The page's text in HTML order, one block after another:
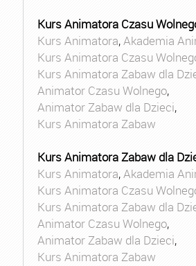
Kurs Animatora Czasu
Kurs Animatora,Akademia
Kurs Animatora Czasu
Kurs Animatora Zabaw dla
Animator Czasu Wolnego,
Animator Zabaw dla Dzieci,
Kurs Animatora Zabaw
Kurs Animatora Zabaw dla
Kurs Animatora,Akademia
Kurs Animatora Czasu
Kurs Animatora Zabaw dla
Animator Czasu Wolnego,
Animator Zabaw dla Dzieci,
Kurs Animatora Zabaw